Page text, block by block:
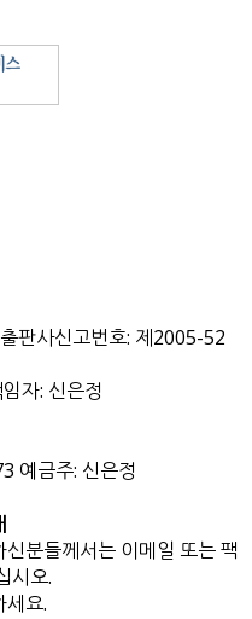
판사신고번호: 제2005-52
자: 신은정
예금주: 신은정
분들께서는 이메일 또는 팩
시오.
세요.